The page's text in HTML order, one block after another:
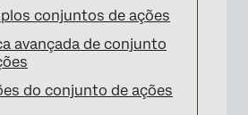
conjuntos de ações
avançada de conjunto
do conjunto de ações